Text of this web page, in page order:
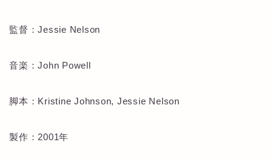
監督：Jessie Nelson
音楽：John Powell
脚本：Kristine Johnson, Jessie Nelson
製作：2001年